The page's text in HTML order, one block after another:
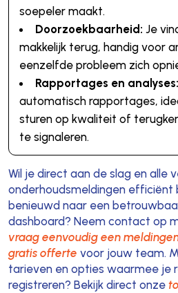
soepeler maakt.
Doorzoekbaarheid: Je
makkelijk terug, handig voor
eenzelfde probleem zich
Rapportages en analyses:
automatisch rapportages,
sturen op kwaliteit of
te signaleren.
Wil je direct aan de slag en alle
onderhoudsmeldingen efficiënt
benieuwd naar een
dashboard? Neem contact op
vraag eenvoudig een
gratis offerte voor jouw team.
tarieven en opties waarmee je
registreren? Bekijk direct onze